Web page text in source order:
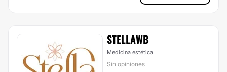
STELLAWB
Medicina estética
Sin opiniones